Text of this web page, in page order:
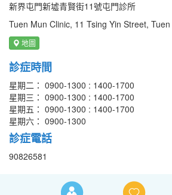
新界屯門新墟青賢街11號屯門診所
Tuen Mun Clinic, 11 Tsing Yin Street,
地圖
診症時間
星期二： 0900-1300 : 1400-1700
星期三： 0900-1300 : 1400-1700
星期五： 0900-1300 : 1400-1700
星期六： 0900-1300
診症電話
90826581